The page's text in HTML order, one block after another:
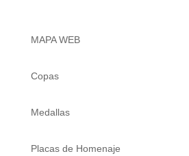
MAPA WEB
Copas
Medallas
Placas de Homenaje